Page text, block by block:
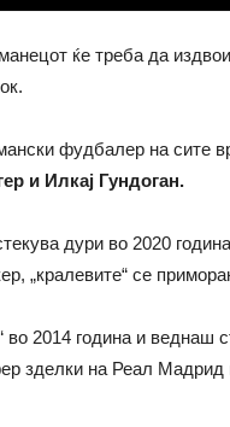
ќе треба да
фудбалер на сите
и Илкај Гундоган.
дури во 2020
„кралевите“ се
во 2014 година и веднаш
зделки на Реал